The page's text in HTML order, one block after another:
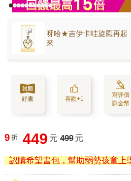
呀哈★吉伊卡哇旋風再起
來
好書 喜歡+1
寫評價
賺金幣
9 折 449 元 499 元
認購希望書包，幫助弱勢孩童上